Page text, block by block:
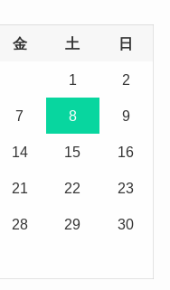
金 土 日
1 2
7 8 9
14 15 16
21 22 23
28 29 30